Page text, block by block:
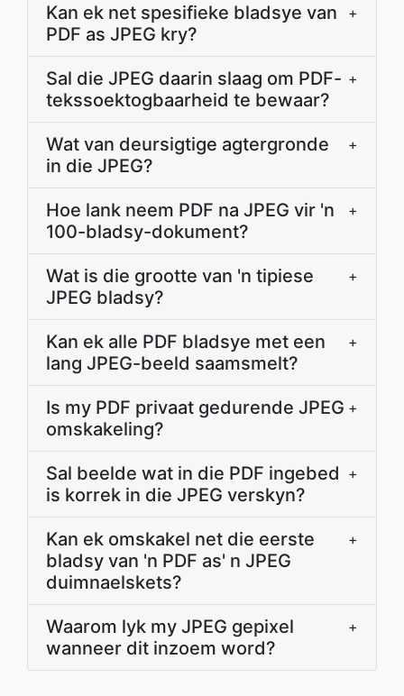
Kan ek net spesifieke bladsye van
PDF as JPEG kry?
+
Sal die JPEG daarin slaag om PDF-
tekssoektogbaarheid te bewaar?
+
Wat van deursigtige agtergronde
in die JPEG?
+
Hoe lank neem PDF na JPEG vir 'n
100-bladsy-dokument?
+
Wat is die grootte van 'n tipiese
JPEG bladsy?
+
Kan ek alle PDF bladsye met een
lang JPEG-beeld saamsmelt?
+
Is my PDF privaat gedurende JPEG
omskakeling?
+
Sal beelde wat in die PDF ingebed
is korrek in die JPEG verskyn?
+
Kan ek omskakel net die eerste
bladsy van 'n PDF as' n JPEG
duimnaelskets?
+
Waarom lyk my JPEG gepixel
wanneer dit inzoem word?
+